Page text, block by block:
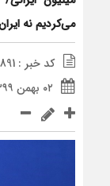
می‌کردیم نه
کد خبر : 3891
۰۲ بهمن ۱۳۹۹ - ۱۳:۰۱